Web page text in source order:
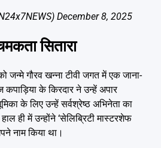
December 8, 2025
सितारा
जन्मे गौरव खन्ना टीवी जगत में एक जाना-
कपाड़िया के किरदार ने उन्हें अपार
के लिए उन्हें सर्वश्रेष्ठ अभिनेता का
ही में उन्होंने ‘सेलिब्रिटी मास्टरशेफ
नाम किया था।